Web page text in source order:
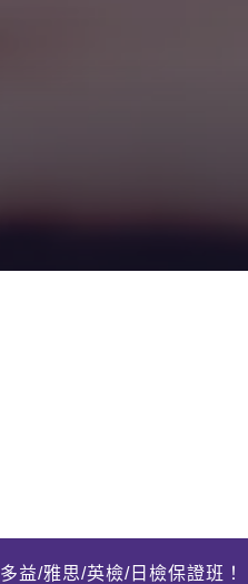
多益/雅思/英檢/日檢保證班！